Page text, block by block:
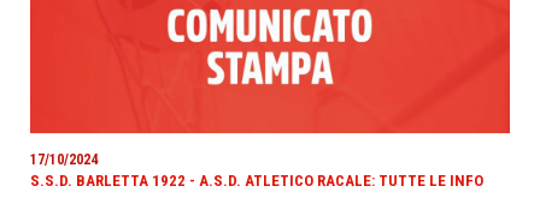
17/10/2024
S.S.D. BARLETTA 1922 - A.S.D. ATLETICO RACALE: TUTTE LE INFO